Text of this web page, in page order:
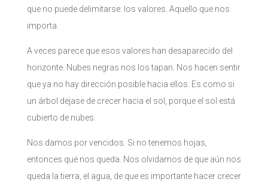
que no puede delimitarse: los valores. Aquello que nos
importa.
A veces parece que esos valores han desaparecido del
horizonte. Nubes negras nos los tapan. Nos hacen sentir
que ya no hay dirección posible hacia ellos. Es como si
un árbol dejase de crecer hacia el sol, porque el sol está
cubierto de nubes.
Nos damos por vencidos. Si no tenemos hojas,
entonces qué nos queda. Nos olvidamos de que aún nos
queda la tierra, el agua, de que es importante hacer crecer